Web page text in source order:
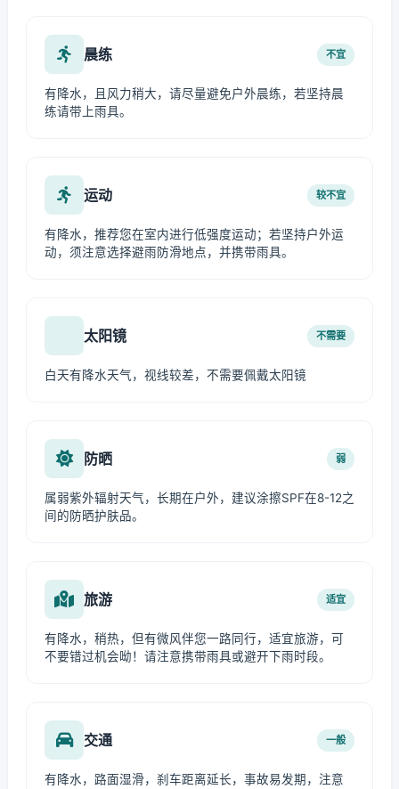
晨练 不宜
有降水，且风力稍大，请尽量避免户外晨练，若坚持晨
练请带上雨具。
运动 较不宜
有降水，推荐您在室内进行低强度运动；若坚持户外运
动，须注意选择避雨防滑地点，并携带雨具。
太阳镜 不需要
白天有降水天气，视线较差，不需要佩戴太阳镜
防晒 弱
属弱紫外辐射天气，长期在户外，建议涂擦SPF在8-12之
间的防晒护肤品。
旅游 适宜
有降水，稍热，但有微风伴您一路同行，适宜旅游，可
不要错过机会呦！请注意携带雨具或避开下雨时段。
交通 一般
有降水，路面湿滑，刹车距离延长，事故易发期，注意